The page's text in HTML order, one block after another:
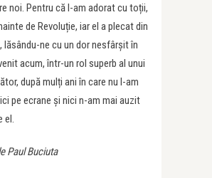
noi. Pentru că l-am adorat cu toții,
de Revoluție, iar el a plecat din
lăsându-ne cu un dor nesfârșit în
acum, într-un rol superb al unui
după mulți ani în care nu l-am
pe ecrane și nici n-am mai auzit
el.
Paul Buciuta